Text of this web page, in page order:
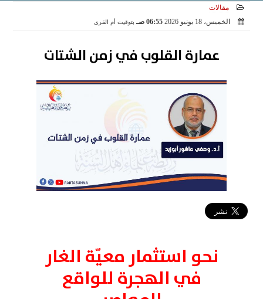
مقالات
الخميس، 18 يونيو 2026
06:55 صـ بتوقيت أم القرى
عمارة القلوب في زمن الشتات
نحو استثمار معيّة الغار
في الهجرة للواقع